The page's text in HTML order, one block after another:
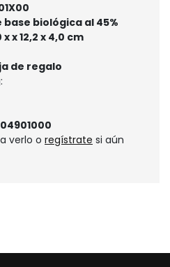
base biológica al 45%
x x 12,2 x 4,0 cm
de regalo
verlo o regístrate si aún